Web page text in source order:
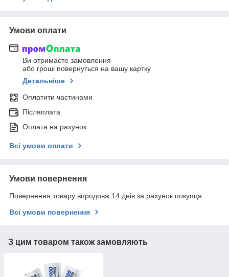
Умови оплати
Ви отримаєте замовлення
або гроші повернуться на вашу картку
Детальніше
Оплатити частинами
Післяплата
Оплата на рахунок
Всі умови оплати
Умови повернення
Повернення товару впродовж 14 днів за рахунок покупця
Всі умови повернення
З цим товаром також замовляють